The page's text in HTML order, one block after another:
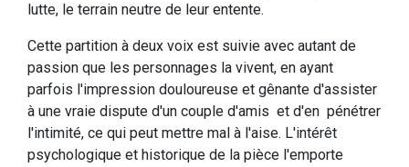
lutte, le terrain neutre de leur entente.
Cette partition à deux voix est suivie avec autant de
passion que les personnages la vivent, en ayant
parfois l'impression douloureuse et gênante d'assister
à une vraie dispute d'un couple d'amis et d'en pénétrer
l'intimité, ce qui peut mettre mal à l'aise. L'intérêt
psychologique et historique de la pièce l'emporte